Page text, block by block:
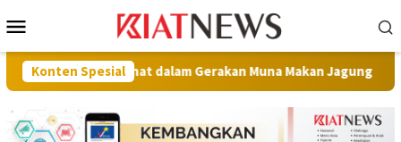
ke
Mobile
Konten Spesial
dalam Gerakan Muna Makan Jagung Raih Juara I